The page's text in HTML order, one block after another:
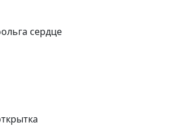
сердце